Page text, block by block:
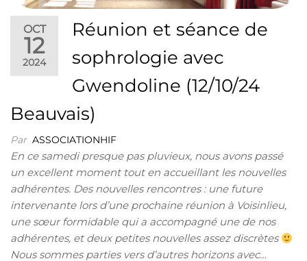
OCT
12
2024
Réunion et séance de
sophrologie avec
Gwendoline (12/10/24
Beauvais)
Par ASSOCIATIONHIF
En ce samedi presque pas pluvieux, nous avons passé
un excellent moment tout en accueillant les nouvelles
adhérentes. Des nouvelles rencontres : une future
intervenante lors d’une prochaine réunion à Voisinlieu,
une sœur formidable qui a accompagné une de nos
adhérentes, et deux petites nouvelles assez discrètes
Nous sommes parties vers d’autres horizons avec…